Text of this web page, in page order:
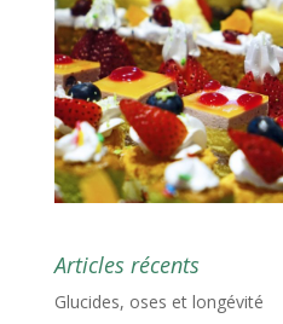
Articles récents
Glucides, oses et longévité